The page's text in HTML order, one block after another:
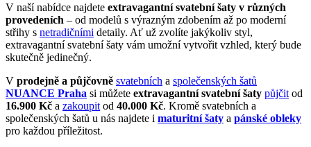
V naší nabídce najdete extravagantní svatební šaty v různých
provedeních – od modelů s výrazným zdobením až po moderní
střihy s netradičními detaily. Ať už zvolíte jakýkoliv styl,
extravagantní svatební šaty vám umožní vytvořit vzhled, který bude
skutečně jedinečný.
V prodejně a půjčovně svatebních a společenských šatů
NUANCE Praha si můžete extravagantní svatební šaty půjčit od
16.900 Kč a zakoupit od 40.000 Kč. Kromě svatebních a
společenských šatů u nás najdete i maturitní šaty a pánské obleky
pro každou příležitost.